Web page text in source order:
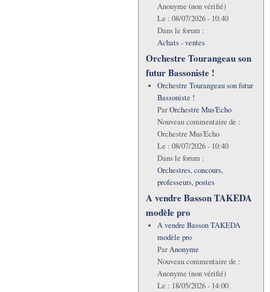
Anonyme (non vérifié)
Le : 08/07/2026 - 10:40
Dans le forum :
Achats - ventes
Orchestre Tourangeau son
futur Bassoniste !
Orchestre Tourangeau son futur
Bassoniste !
ParOrchestre Mus'Echo
Nouveau commentaire de :
Orchestre Mus'Echo
Le : 08/07/2026 - 10:40
Dans le forum :
Orchestres, concours,
professeurs, postes
A vendre Basson TAKEDA
modèle pro
A vendre Basson TAKEDA
modèle pro
ParAnonyme
Nouveau commentaire de :
Anonyme (non vérifié)
Le : 18/05/2026 - 14:00